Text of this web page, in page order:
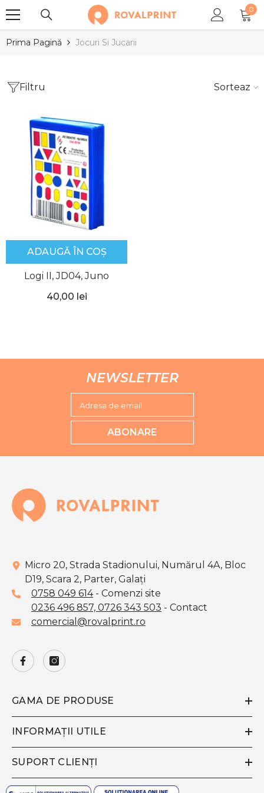
00
Prima Pagină Jocuri Si Jucarii
Filtru Sortează
ADAUGĂ ÎN COȘ
Logi II, JD04, Juno
40,00 lei
NEWSLETTER
Adresa de email
ABONARE
Micro 20, Strada Stadionului, Numărul 4A, Bloc
D19, Scara 2, Parter, Galaţi
0758 049 614- Comenzi site
0236 496 857, 0726 343 503 - Contact
comercial@rovalprint.ro
GAMA DE PRODUSE
INFORMAȚII UTILE
SUPORT CLIENȚI